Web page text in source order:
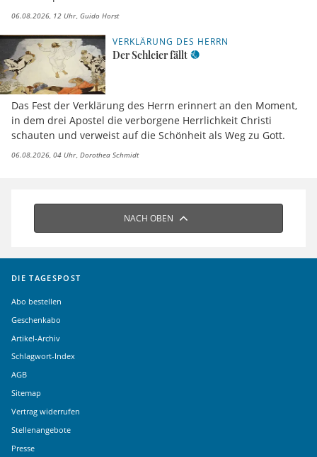
06.08.2026, 12 Uhr Guido Horst
VERKLÄRUNG DES HERRN
Der Schleier fällt
Das Fest der Verklärung des Herrn erinnert an den Moment,
in dem drei Apostel die verborgene Herrlichkeit Christi
schauten und verweist auf die Schönheit als Weg zu Gott.
06.08.2026, 04 Uhr Dorothea Schmidt
NACH OBEN
DIE TAGESPOST
Abo bestellen
Geschenkabo
Artikel-Archiv
Schlagwort-Index
AGB
Sitemap
Vertrag widerrufen
Stellenangebote
Presse